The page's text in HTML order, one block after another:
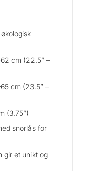
cm (22.5” –
cm (23.5” –
(3.75”)
snorlås for
gir et unikt og